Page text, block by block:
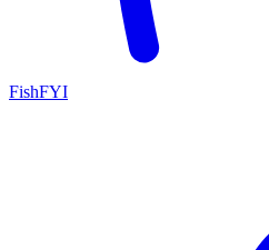
FishFYI